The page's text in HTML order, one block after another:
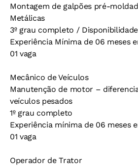
Montagem de galpões pré-
Metálicas
3º grau completo /
Experiência Mínima de 06 meses
01 vaga
Mecânico de Veículos
Manutenção de motor –
veículos pesados
1º grau completo
Experiência mínima de 06 meses
01 vaga
Operador de Trator